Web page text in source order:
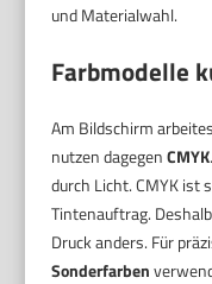
und Materialwahl.
Farbmodelle
Am Bildschirm
nutzen dagegenCMYK
durch Licht. CMYK ist
Tintenauftrag.
Druck anders. Für
Sonderfarben